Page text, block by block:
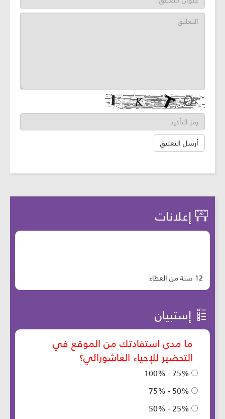
إعلانات
12 سنة من العطاء
إستبيان